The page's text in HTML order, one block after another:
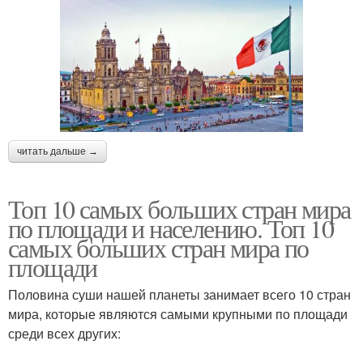
читать дальше →
Топ 10 самых больших стран мира
по площади и населению. Топ 10
самых больших стран мира по
площади
Половина суши нашей планеты занимает всего 10 стран
мира, которые являются самыми крупными по площади
среди всех других: